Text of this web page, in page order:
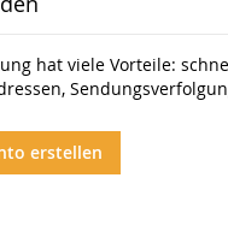
hat viele Vorteile:
erstellen